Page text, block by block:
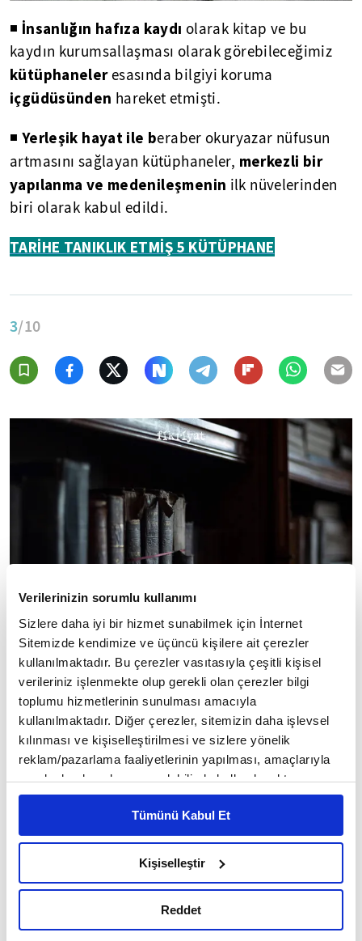
Verilerinizin sorumlu kullanımı
Sizlere daha iyi bir hizmet sunabilmek için İnternet
Sitemizde kendimize ve üçüncü kişilere ait çerezler
kullanılmaktadır. Bu çerezler vasıtasıyla çeşitli kişisel
verileriniz işlenmekte olup gerekli olan çerezler bilgi
toplumu hizmetlerinin sunulması amacıyla
kullanılmaktadır. Diğer çerezler, sitemizin daha işlevsel
kılınması ve kişiselleştirilmesi ve sizlere yönelik
reklam/pazarlama faaliyetlerinin yapılması, amaçlarıyla
sınırlı olarak açık rızanız dahilinde kullanılacaktır.
Çerezlere ilişkin tercihlerinizi çerez paneli vasıtasıyla
belirleyebilirsiniz. Çerezlere ilişkin detaylı bilgi için
Ayarlar butonuna tıklayabilir,Çerez Bilgilendirme
Metnimizi ziyaret edebilirsiniz.
hazırlanmış olan İnternet Sitesi Aydınlatma Metnimizi
okumak ve sitemizi ziyaretiniz kapsamında
gerçekleştirilen veri işleme faaliyetleri ile ilgili daha
Tümünü Kabul Et
Kişiselleştir
Reddet
◾ İnsanlığın hafıza kaydı olarak kitap ve bu
kaydın kurumsallaşması olarak görebileceğimiz
kütüphaneler esasında bilgiyi koruma
içgüdüsünden hareket etmişti.
◾ Yerleşik hayat ile beraber okuryazar nüfusun
artmasını sağlayan kütüphaneler, merkezli bir
yapılanma ve medenileşmenin ilk nüvelerinden
biri olarak kabul edildi.
TARİHE TANIKLIK ETMİŞ 5 KÜTÜPHANE
3/10
◾ İlk kütüphaneyiM.Ö. 625yılındaNinova'da
kuranAsurlular,sadece askeri bir güç olarak
anılmayı değil aynı zamanda bilgiyi aktarma yönü
ile güçleriniispatı hedeflemişlerdi.
◾ Bunun ardındanantikdönemdeki en önemli
kütüphane şüphesizMısır, İskenderiye'de
kurulan kütüphaneidi.Felsefe, edebiyat ve
eserlerin nakli bu mekan ile mümkün
olmuştu.